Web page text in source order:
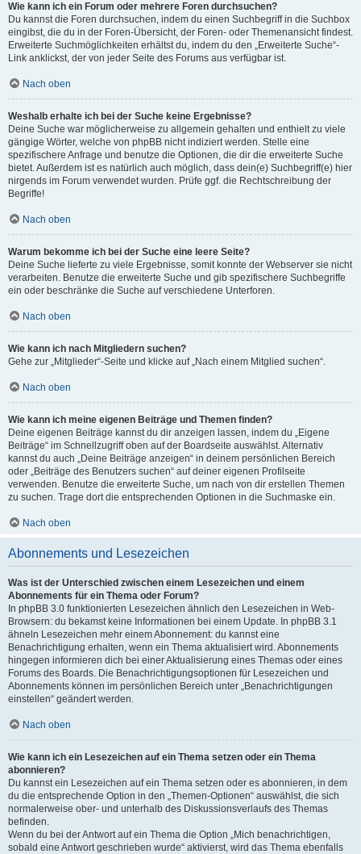
Wie kann ich ein Forum oder mehrere Foren durchsuchen?
Du kannst die Foren durchsuchen, indem du einen Suchbegriff in die Suchbox
eingibst, die du in der Foren-Übersicht, der Foren- oder Themenansicht findest.
Erweiterte Suchmöglichkeiten erhältst du, indem du den „Erweiterte Suche“-
Link anklickst, der von jeder Seite des Forums aus verfügbar ist.
Nach oben
Weshalb erhalte ich bei der Suche keine Ergebnisse?
Deine Suche war möglicherweise zu allgemein gehalten und enthielt zu viele
gängige Wörter, welche von phpBB nicht indiziert werden. Stelle eine
spezifischere Anfrage und benutze die Optionen, die dir die erweiterte Suche
bietet. Außerdem ist es natürlich auch möglich, dass dein(e) Suchbegriff(e) hier
nirgends im Forum verwendet wurden. Prüfe ggf. die Rechtschreibung der
Begriffe!
Nach oben
Warum bekomme ich bei der Suche eine leere Seite?
Deine Suche lieferte zu viele Ergebnisse, somit konnte der Webserver sie nicht
verarbeiten. Benutze die erweiterte Suche und gib spezifischere Suchbegriffe
ein oder beschränke die Suche auf verschiedene Unterforen.
Nach oben
Wie kann ich nach Mitgliedern suchen?
Gehe zur „Mitglieder“-Seite und klicke auf „Nach einem Mitglied suchen“.
Nach oben
Wie kann ich meine eigenen Beiträge und Themen finden?
Deine eigenen Beiträge kannst du dir anzeigen lassen, indem du „Eigene
Beiträge“ im Schnellzugriff oben auf der Boardseite auswählst. Alternativ
kannst du auch „Deine Beiträge anzeigen“ in deinem persönlichen Bereich
oder „Beiträge des Benutzers suchen“ auf deiner eigenen Profilseite
verwenden. Benutze die erweiterte Suche, um nach von dir erstellen Themen
zu suchen. Trage dort die entsprechenden Optionen in die Suchmaske ein.
Nach oben
Abonnements und Lesezeichen
Was ist der Unterschied zwischen einem Lesezeichen und einem
Abonnements für ein Thema oder Forum?
In phpBB 3.0 funktionierten Lesezeichen ähnlich den Lesezeichen in Web-
Browsern: du bekamst keine Informationen bei einem Update. In phpBB 3.1
ähneln Lesezeichen mehr einem Abonnement: du kannst eine
Benachrichtigung erhalten, wenn ein Thema aktualisiert wird. Abonnements
hingegen informieren dich bei einer Aktualisierung eines Themas oder eines
Forums des Boards. Die Benachrichtigungsoptionen für Lesezeichen und
Abonnements können im persönlichen Bereich unter „Benachrichtigungen
einstellen“ geändert werden.
Nach oben
Wie kann ich ein Lesezeichen auf ein Thema setzen oder ein Thema
abonnieren?
Du kannst ein Lesezeichen auf ein Thema setzen oder es abonnieren, in dem
du die entsprechende Option in den „Themen-Optionen“ auswählst, die sich
normalerweise ober- und unterhalb des Diskussionsverlaufs des Themas
befinden.
Wenn du bei der Antwort auf ein Thema die Option „Mich benachrichtigen,
sobald eine Antwort geschrieben wurde“ aktivierst, wird das Thema ebenfalls